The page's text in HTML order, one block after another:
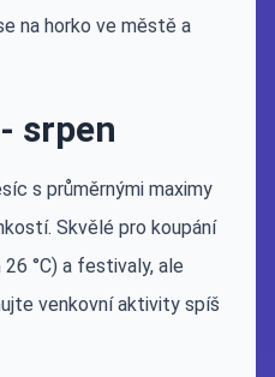
na horko ve městě a
srpen
s průměrnými maximy
Skvělé pro koupání
°C) a festivaly, ale
venkovní aktivity spíš